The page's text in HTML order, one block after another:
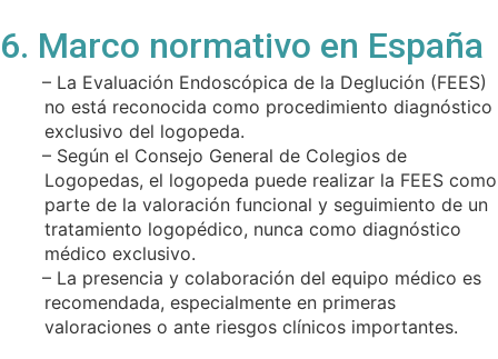
6. Marco normativo en España
– La Evaluación Endoscópica de la Deglución (FEES)
no está reconocida como procedimiento diagnóstico
exclusivo del logopeda.
– Según el Consejo General de Colegios de
Logopedas, el logopeda puede realizar la FEES como
parte de la valoración funcional y seguimiento de un
tratamiento logopédico, nunca como diagnóstico
médico exclusivo.
– La presencia y colaboración del equipo médico es
recomendada, especialmente en primeras
valoraciones o ante riesgos clínicos importantes.